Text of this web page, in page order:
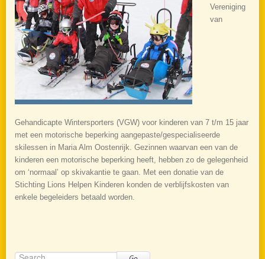
Vereniging
van
Gehandicapte Wintersporters (VGW) voor kinderen van 7 t/m 15 jaar
met een motorische beperking aangepaste/gespecialiseerde
skilessen in Maria Alm Oostenrijk. Gezinnen waarvan een van de
kinderen een motorische beperking heeft, hebben zo de gelegenheid
om ‘normaal’ op skivakantie te gaan. Met een donatie van de
Stichting Lions Helpen Kinderen konden de verblijfskosten van
enkele begeleiders betaald worden.